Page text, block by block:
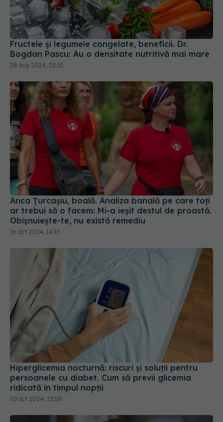
Fructele și legumele congelate, beneficii. Dr.
Bogdan Pascu: Au o densitate nutritivă mai mare
28 aug 2024, 22:33
Anca Țurcașiu, boală. Analiza banală pe care toți
ar trebui să o facem: Mi-a ieșit destul de proastă.
Obișnuiește-te, nu există remediu
16 oct 2024, 14:15
Hiperglicemia nocturnă: riscuri și soluții pentru
persoanele cu diabet. Cum să previi glicemia
ridicată în timpul nopții
03 oct 2024, 23:58